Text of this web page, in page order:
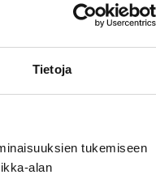
Tietoja
tukemiseen
alan